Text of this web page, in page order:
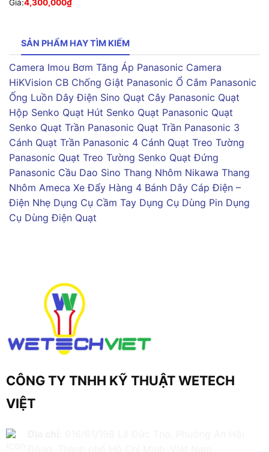
Giá:4,300,000₫
SẢN PHẨM HAY TÌM KIẾM
Camera Imou Bơm Tăng Áp Panasonic Camera
HiKVision CB Chống Giật Panasonic Ổ Cắm Panasonic
Ống Luồn Dây Điện Sino Quạt Cây Panasonic Quạt
Hộp Senko Quạt Hút Senko Quạt Panasonic Quạt
Senko Quạt Trần Panasonic Quạt Trần Panasonic 3
Cánh Quạt Trần Panasonic 4 Cánh Quạt Treo Tường
Panasonic Quạt Treo Tường Senko Quạt Đứng
Panasonic Cầu Dao Sino Thang Nhôm Nikawa Thang
Nhôm Ameca Xe Đẩy Hàng 4 Bánh Dây Cáp Điện –
Điện Nhẹ Dụng Cụ Cầm Tay Dụng Cụ Dùng Pin Dụng
Cụ Dùng Điện Quạt
CÔNG TY TNHH KỸ THUẬT WETECH
VIỆT